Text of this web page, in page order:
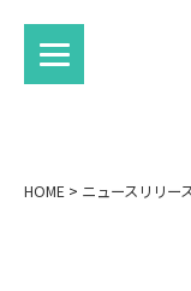
HOME > ニュースリリー